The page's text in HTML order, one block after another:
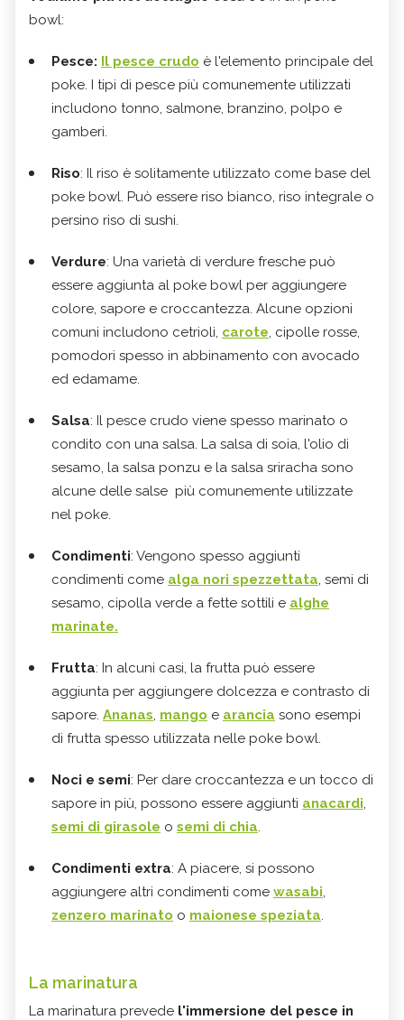
bowl:
Pesce: Il pesce crudo è l'elemento principale del
poke. I tipi di pesce più comunemente utilizzati
includono tonno, salmone, branzino, polpo e
gamberi.
Riso: Il riso è solitamente utilizzato come base del
poke bowl. Può essere riso bianco, riso integrale o
persino riso di sushi.
Verdure: Una varietà di verdure fresche può
essere aggiunta al poke bowl per aggiungere
colore, sapore e croccantezza. Alcune opzioni
comuni includono cetrioli, carote, cipolle rosse,
pomodori spesso in abbinamento con avocado
ed edamame.
Salsa: Il pesce crudo viene spesso marinato o
condito con una salsa. La salsa di soia, l'olio di
sesamo, la salsa ponzu e la salsa sriracha sono
alcune delle salse più comunemente utilizzate
nel poke.
Condimenti: Vengono spesso aggiunti
condimenti come alga nori spezzettata, semi di
sesamo, cipolla verde a fette sottili e alghe
marinate.
Frutta: In alcuni casi, la frutta può essere
aggiunta per aggiungere dolcezza e contrasto di
sapore. Ananas, mango e arancia sono esempi
di frutta spesso utilizzata nelle poke bowl.
Noci e semi: Per dare croccantezza e un tocco di
sapore in più, possono essere aggiunti anacardi,
semi di girasole o semi di chia.
Condimenti extra: A piacere, si possono
aggiungere altri condimenti come wasabi,
zenzero marinato o maionese speziata.
La marinatura
La marinatura prevede l'immersione del pesce in